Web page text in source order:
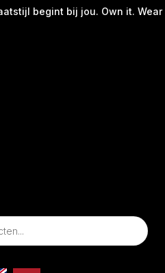
begint bij jou. Own it. Wear